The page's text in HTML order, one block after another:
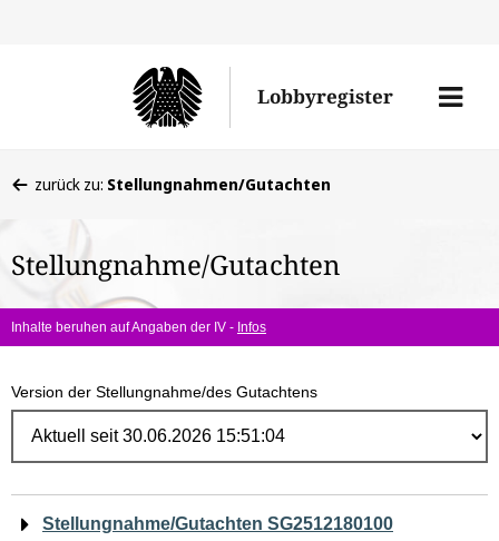
Lobbyregister
Menü
befinden
hier:
zurück zu: Stellungnahmen/Gutachten
Stellungnahme/Gutachten
Inhalte beruhen auf Angaben der IV - Infos
Version der Stellungnahme/des Gutachtens
Navigation
Stellungnahme/Gutachten SG2512180100